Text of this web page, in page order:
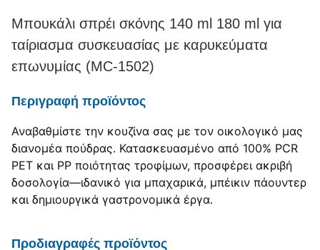
Μπουκάλι σπρέι σκόνης 140 ml 180 ml για
ταίριασμα συσκευασίας με καρυκεύματα
επωνυμίας (MC-1502)
Περιγραφή προϊόντος
Αναβαθμίστε την κουζίνα σας με τον οικολογικό μας
διανομέα πούδρας. Κατασκευασμένο από 100% PCR
PET και PP ποιότητας τροφίμων, προσφέρει ακριβή
δοσολογία—ιδανικό για μπαχαρικά, μπέικιν πάουντερ
και δημιουργικά γαστρονομικά έργα.
Προδιαγραφές προϊόντος